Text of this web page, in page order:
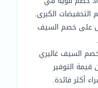
التخفيضات الكبرى.
على خصم السيف
السيف غاليري
التوفير
أكثر فائدة.